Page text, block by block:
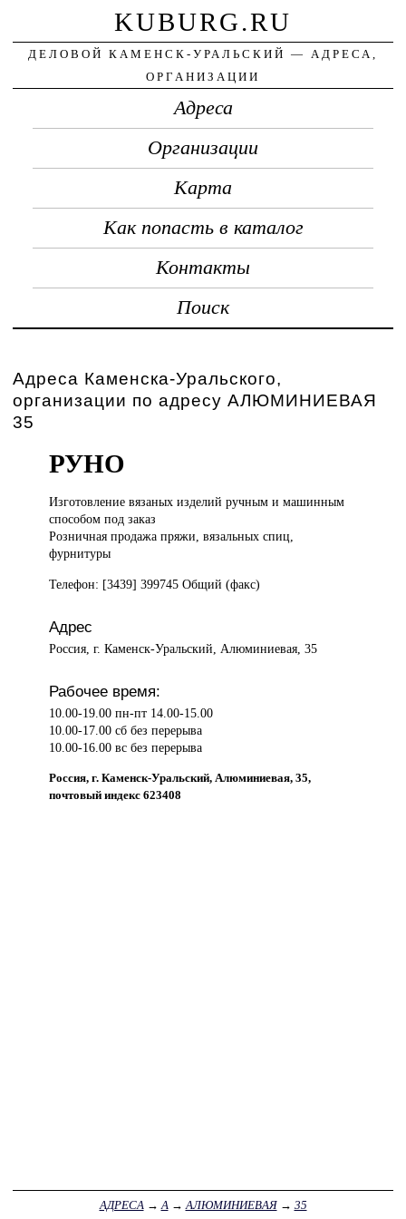
KUBURG.RU
ДЕЛОВОЙ КАМЕНСК-УРАЛЬСКИЙ — АДРЕСА,
ОРГАНИЗАЦИИ
Адреса
Организации
Карта
Как попасть в каталог
Контакты
Поиск
Адреса Каменска-Уральского,
организации по адресу АЛЮМИНИЕВАЯ
35
РУНО
Изготовление вязаныхизделий ручным и машинным
способом под заказ
Розничная продажа пряжи, вязальных спиц,
фурнитуры
Телефон: [3439] 399745 Общий (факс)
Адрес
Россия, г. Каменск-Уральский, Алюминиевая, 35
Рабочее время:
10.00-19.00 пн-пт 14.00-15.00
10.00-17.00 сб без перерыва
10.00-16.00 вс без перерыва
Россия, г. Каменск-Уральский, Алюминиевая, 35,
почтовый индекс 623408
АДРЕСА→А→АЛЮМИНИЕВАЯ→ 35